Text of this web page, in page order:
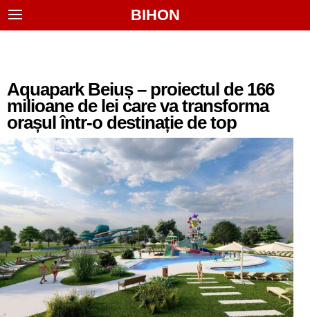
BIHON
Aquapark Beiuș – proiectul de 166
milioane de lei care va transforma
orașul într-o destinație de top